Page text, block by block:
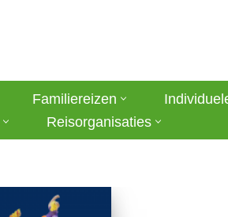
Familiereizen
Reisorganisaties